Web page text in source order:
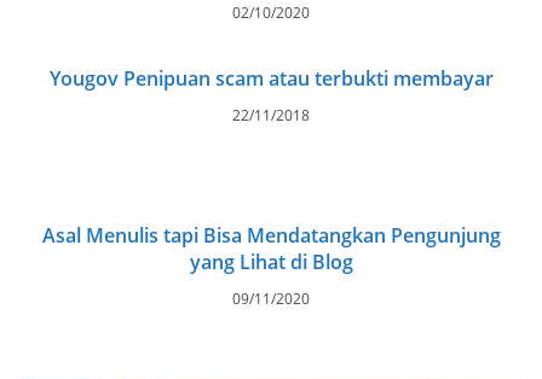
02/10/2020
Yougov Penipuan scam atau terbukti membayar
22/11/2018
Asal Menulis tapi Bisa Mendatangkan Pengunjung
yang Lihat di Blog
09/11/2020